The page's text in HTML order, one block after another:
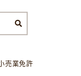
売業免許